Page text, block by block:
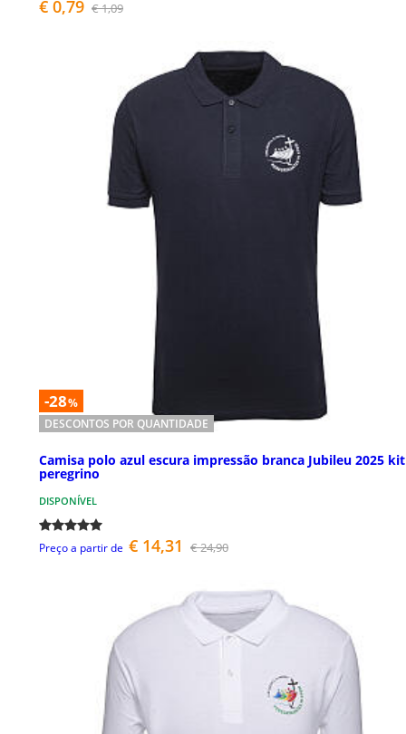
€ 0,79 € 1,09
-28%
DESCONTOS POR QUANTIDADE
Camisa polo azul escura impressão branca Jubileu 2025
peregrino
DISPONÍVEL
Preço a partir de € 14,31 € 24,90